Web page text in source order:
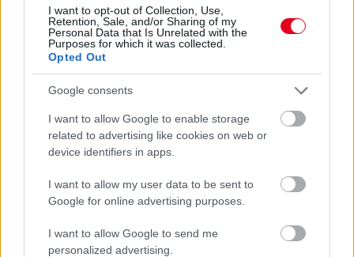
I want to opt-out of Collection, Use,
Retention, Sale, and/or Sharing of my
Personal Data that Is Unrelated with the
Purposes for which it was collected.
Opted Out
Google consents
I want to allow Google to enable storage
related to advertising like cookies on web or
device identifiers in apps.
I want to allow my user data to be sent to
Google for online advertising purposes.
I want to allow Google to send me
personalized advertising.
előző hírek következő hírek
legfrissebb adását!
Kövess minket a Facebookon